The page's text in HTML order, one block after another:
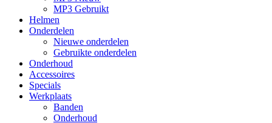
MP3 Gebruikt
Helmen
Onderdelen
Nieuwe onderdelen
Gebruikte onderdelen
Onderhoud
Accessoires
Specials
Werkplaats
Banden
Onderhoud